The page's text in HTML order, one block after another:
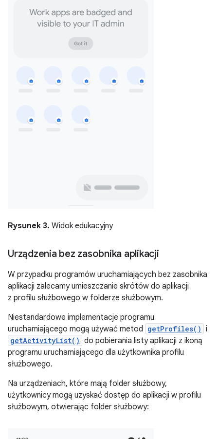
Rysunek 3. Widok edukacyjny
Urządzenia bez zasobnika aplikacji
W przypadku programów uruchamiających bez zasobnika
aplikacji zalecamy umieszczanie skrótów do aplikacji
z profilu służbowego w folderze służbowym.
Niestandardowe implementacje programu
uruchamiającego mogą używać metod
getProfiles() i
getActivityList() do pobierania listy aplikacji z ikoną
programu uruchamiającego dla użytkownika profilu
służbowego.
Na urządzeniach, które mają folder służbowy,
użytkownicy mogą uzyskać dostęp do aplikacji w profilu
służbowym, otwierając folder służbowy: